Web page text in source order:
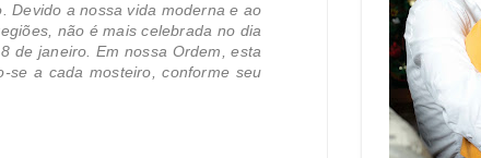
Devido a nossa vida moderna e ao
não é mais celebrada no dia
de janeiro. Em nossa Ordem, esta
se a cada mosteiro, conforme seu